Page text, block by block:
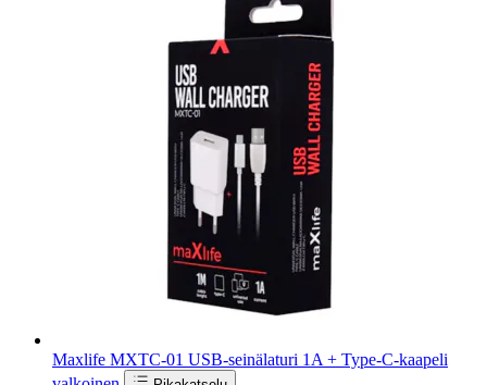
Maxlife MXTC-01 USB-seinälaturi 1A + Type-C-kaapeli